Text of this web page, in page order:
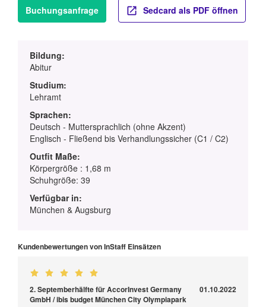
Buchungsanfrage Sedcard als PDF öffnen
Bildung:
Abitur
Studium:
Lehramt
Sprachen:
Deutsch - Muttersprachlich (ohne Akzent)
Englisch - Fließend bis Verhandlungssicher (C1 / C2)
Outfit Maße:
Körpergröße : 1,68 m
Schuhgröße: 39
Verfügbar in:
München & Augsburg
Kundenbewertungen von InStaff Einsätzen
2. Septemberhälfte für AccorInvest Germany
GmbH / ibis budget München City Olympiapark
01.10.2022